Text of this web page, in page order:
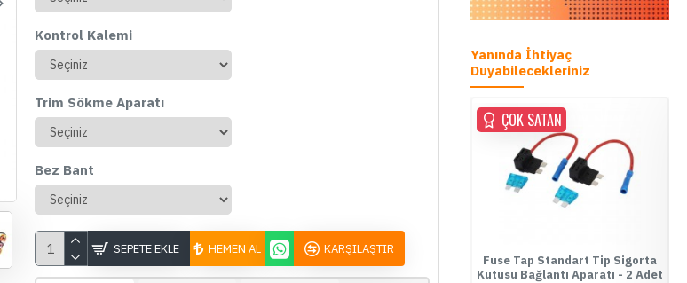
Kontrol Kalemi
Trim Sökme Aparatı
Bez Bant
SEPETE EKLE HEMEN AL KARŞILAŞTIR
Yanında İhtiyaç
Duyabilecekleriniz
ÇOK SATAN
Erkek - LED Işıklı
Fuse Tap Mini Tip Sigorta Kutusu
Bağlantı Aparatı - 2 Adet
ÇOK SATAN
Fuse Tap Standart Tip Sigorta
Kutusu Bağlantı Aparatı - 2 Adet